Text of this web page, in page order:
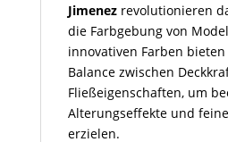
Jimenezrevolutionieren
die Farbgebung von
innovativen Farben
Balance zwischen
Fließeigenschaften, um
Alterungseffekte und
erzielen.